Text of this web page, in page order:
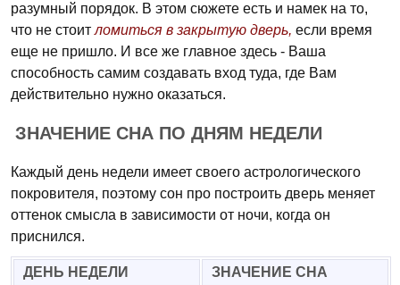
разумный порядок. В этом сюжете есть и намек на то,
что не стоит ломиться в закрытую дверь, если время
еще не пришло. И все же главное здесь - Ваша
способность самим создавать вход туда, где Вам
действительно нужно оказаться.
ЗНАЧЕНИЕ СНА ПО ДНЯМ НЕДЕЛИ
Каждый день недели имеет своего астрологического
покровителя, поэтому сон про построить дверь меняет
оттенок смысла в зависимости от ночи, когда он
приснился.
ДЕНЬ НЕДЕЛИ ЗНАЧЕНИЕ СНА